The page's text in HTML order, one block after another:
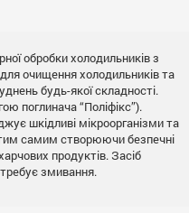
обробки холодильників з
очищення холодильників та
будь-якої складності.
поглинача “Поліфікс”).
шкідливі мікроорганізми та
тим самим створюючи безпечні
продуктів. Засіб
змивання.